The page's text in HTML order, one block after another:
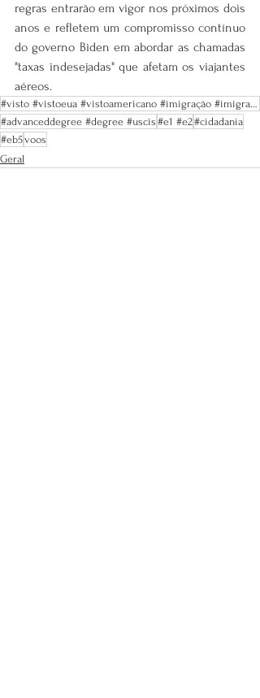
regras entrarão em vigor nos próximos dois
anos e refletem um compromisso contínuo
do governo Biden em abordar as chamadas
"taxas indesejadas" que afetam os viajantes
aéreos.
#visto #vistoeua #vistoamericano #imigração #imigrareua #trabalhonoseua #vistosamericanos #greencard
#advanceddegree #degree #uscis #e1 #e2#cidadania
#eb5voos
Geral